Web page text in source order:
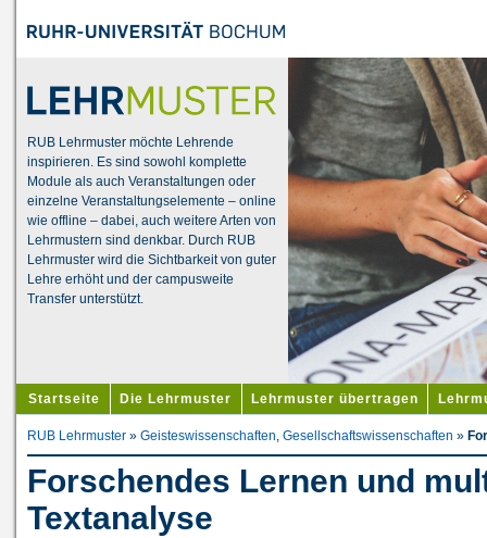
RUB Lehrmuster möchte Lehrende
inspirieren. Es sind sowohl komplette
Module als auch Veranstaltungen oder
einzelne Veranstaltungselemente – online
wie offline – dabei, auch weitere Arten von
Lehrmustern sind denkbar. Durch RUB
Lehrmuster wird die Sichtbarkeit von guter
Lehre erhöht und der campusweite
Transfer unterstützt.
Startseite Die Lehrmuster Lehrmuster übertragen
RUB Lehrmuster » Geisteswissenschaften Gesellschaftswissenschaften »
Forschendes Lernen und
Textanalyse